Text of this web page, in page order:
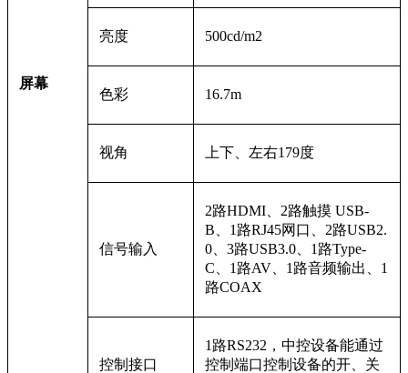
屏幕
亮度 500cd/m2
色彩 16.7m
视角 上下、左右179度
信号输入
2路HDMI、2路触摸 USB-
B、1路RJ45网口、2路USB2.
0、3路USB3.0、1路Type-
C、1路AV、1路音频输出、1
路COAX
控制接口
1 路RS232，中控设备能通过
控制端口控制设备的开、关